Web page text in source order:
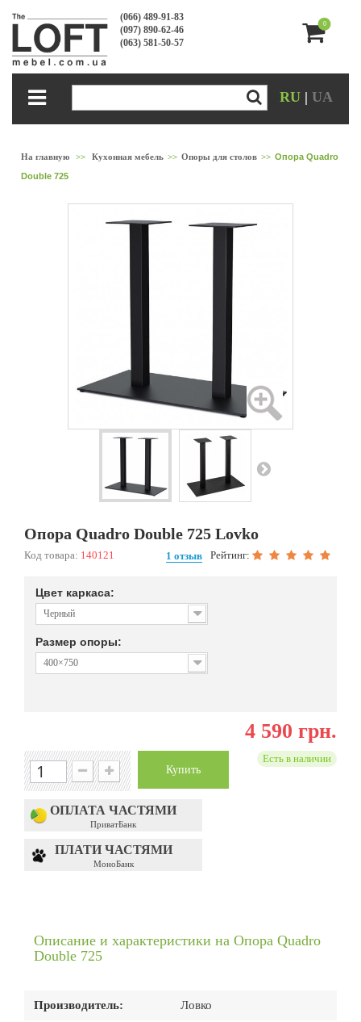
(066) 489-91-83
(097) 890-62-46
(063) 581-50-57
0
RU | UA
На главную >> Кухонная мебель >> Опоры для столов >> Опора Quadro
Double 725
Опора Quadro Double 725 Lovko
Код товара: 140121 Рейтинг:
1 отзыв
Цвет каркаса:
Черный
Размер опоры:
400×750
4 590 грн.
Купить
Есть в наличии
ОПЛАТА ЧАСТЯМИ
ПриватБанк
ПЛАТИ ЧАСТЯМИ
МоноБанк
Описание и характеристики на Опора Quadro
Double 725
Производитель: Ловко